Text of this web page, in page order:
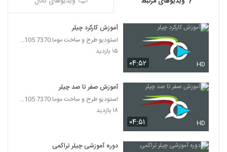
۰۴:۵۲ HD
آموزش کارکرد چیلر
استودیو طرح و ساخت موما 7370 7105-021
۱۵ بازدید
۰۴:۵۱ HD
آموزش صفر تا صد چیلر
استودیو طرح و ساخت موما 7370 7105-021
۱۸ بازدید
دوره آموزشی چیلر تراکمی